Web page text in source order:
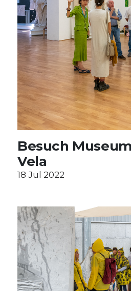
Besuch
Vela
18 Jul 2022